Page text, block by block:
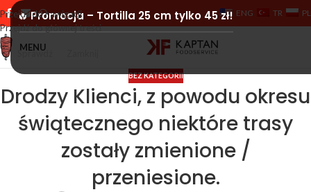
Przejdź do nawigacji
Przejdź do głównej treści
🔥 Promocja – Tortilla 25 cm tylko 45 zł!
Sprawdź
ENG TR PL
MENU
BEZ KATEGORII
Drodzy Klienci, z powodu okresu
świątecznego niektóre trasy
zostały zmienione /
przeniesione.